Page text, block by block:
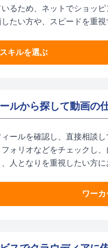
るため、ネットでショッ
たい方や、スピードを重視
スキルを選ぶ
ルから探して動画の
ールを確認し、直接相談
ォリオなどをチェックし
人となりを重視したい方に
ワー